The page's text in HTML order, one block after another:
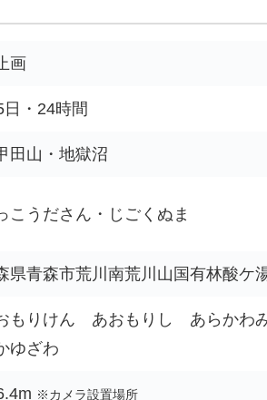
画
日・24時間
田山・地獄沼
こうださん・じごくぬま
県青森市荒川南荒川山国有林酸ケ
もりけん あおもりし あらかわ
ゆざわ
※カメラ設置場所